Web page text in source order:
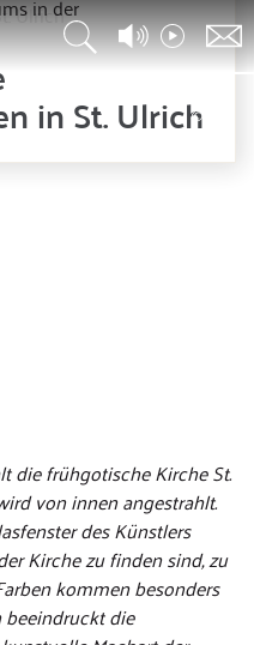
in der
in St. Ulrich© TVA
die frühgotische Kirche St.
von innen angestrahlt.
des Künstlers
Kirche zu finden sind, zu
kommen besonders
die